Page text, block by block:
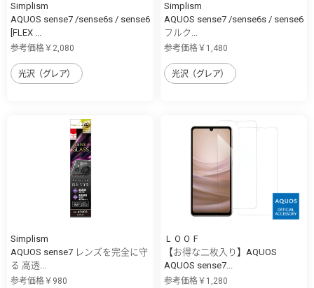
Simplism
AQUOS sense7 /sense6s / sense6
[FLEX ...
参考価格￥2,080
光沢（グレア）
Simplism
AQUOS sense7 /sense6s / sense6
フルク...
参考価格￥1,480
光沢（グレア）
Simplism
AQUOS sense7 レンズを完全に守
る 高透...
参考価格￥980
ＬＯＯＦ
【お得な二枚入り】AQUOS
AQUOS sense7...
参考価格￥1,280